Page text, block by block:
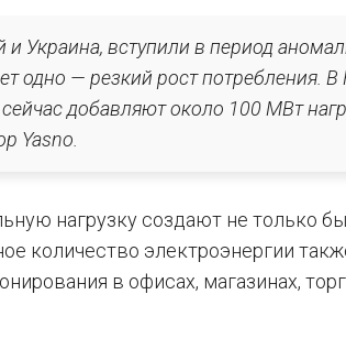
и Украина, вступили в период
одно — резкий рост потребления.
добавляют около 100 МВт
Yasno.
нагрузку создают не только
количество электроэнергии
в офисах, магазинах,